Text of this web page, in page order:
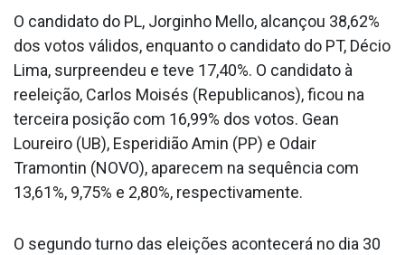
O candidato do PL, Jorginho Mello, alcançou 38,62%
dos votos válidos, enquanto o candidato do PT, Décio
Lima, surpreendeu e teve 17,40%. O candidato à
reeleição, Carlos Moisés (Republicanos), ficou na
terceira posição com 16,99% dos votos. Gean
Loureiro (UB), Esperidião Amin (PP) e Odair
Tramontin (NOVO), aparecem na sequência com
13,61%, 9,75% e 2,80%, respectivamente.
O segundo turno das eleições acontecerá no dia 30